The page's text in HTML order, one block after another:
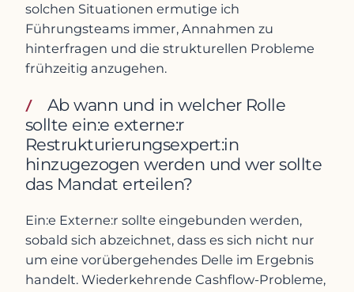
solchen Situationen ermutige ich
Führungsteams immer, Annahmen zu
hinterfragen und die strukturellen Probleme
frühzeitig anzugehen.
Ab wann und in welcher Rolle
sollte ein:e externe:r
Restrukturierungsexpert:in
hinzugezogen werden und wer sollte
das Mandat erteilen?
Ein:e Externe:r sollte eingebunden werden,
sobald sich abzeichnet, dass es sich nicht nur
um eine vorübergehendes Delle im Ergebnis
handelt. Wiederkehrende Cashflow-Probleme,